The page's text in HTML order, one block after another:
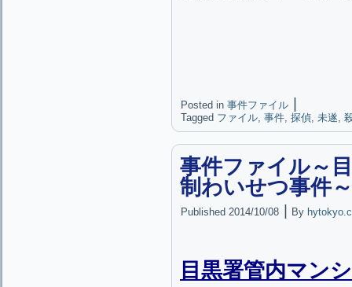
Posted in 事件ファイル
Tagged ファイル, 事件, 探偵, 未遂,
事件ファイル～
制わいせつ事件～
Published 2014/10/08 By
目黒署管内マン